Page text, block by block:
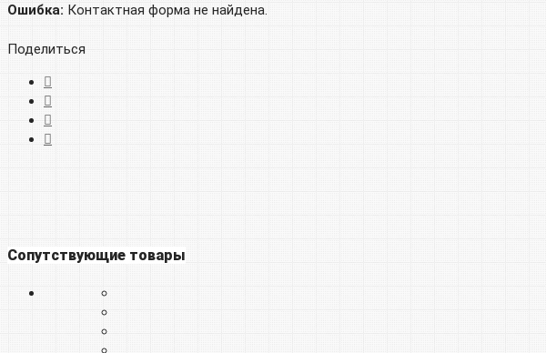
Ошибка: Контактная форма не найдена.
Поделиться
Сопутствующие товары